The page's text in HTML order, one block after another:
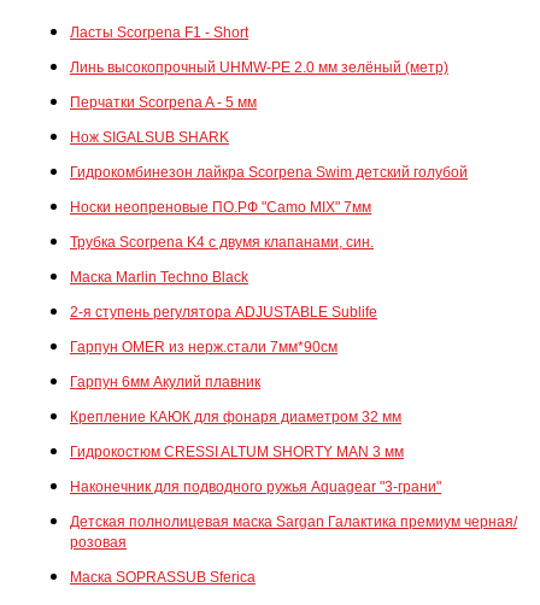
Ласты Scorpena F1 - Short
Линь высокопрочный UHMW-PE 2.0 мм зелёный (метр)
Перчатки Scorpena A - 5 мм
Нож SIGALSUB SHARK
Гидрокомбинезон лайкра Scorpena Swim детский голубой
Носки неопреновые ПО.РФ "Camo MIX" 7мм
Трубка Scorpena K4 c двумя клапанами, син.
Маска Marlin Techno Black
2-я ступень регулятора ADJUSTABLE Sublife
Гарпун OMER из нерж.стали 7мм*90см
Гарпун 6мм Акулий плавник
Крепление КАЮК для фонаря диаметром 32 мм
Гидрокостюм CRESSI ALTUM SHORTY MAN 3 мм
Наконечник для подводного ружья Aquagear "3-грани"
Детская полнолицевая маска Sargan Галактика премиум черная/
розовая
Маска SOPRASSUB Sferica